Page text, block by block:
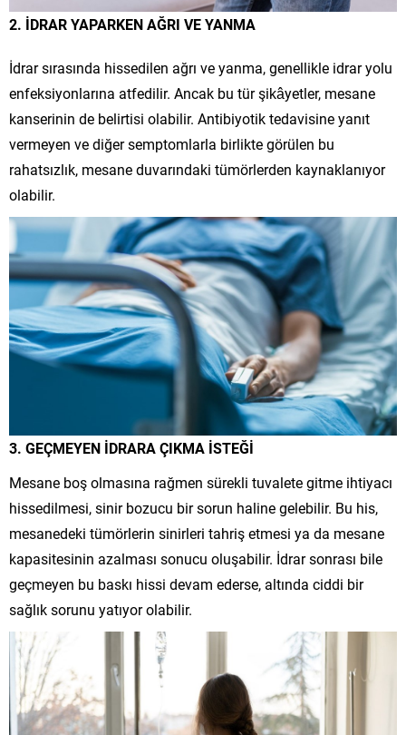
2. İDRAR YAPARKEN AĞRI VE YANMA
İdrar sırasında hissedilen ağrı ve yanma, genellikle idrar yolu
enfeksiyonlarına atfedilir. Ancak bu tür şikâyetler, mesane
kanserinin de belirtisi olabilir. Antibiyotik tedavisine yanıt
vermeyen ve diğer semptomlarla birlikte görülen bu
rahatsızlık, mesane duvarındaki tümörlerden kaynaklanıyor
olabilir.
3. GEÇMEYEN İDRARA ÇIKMA İSTEĞİ
Mesane boş olmasına rağmen sürekli tuvalete gitme ihtiyacı
hissedilmesi, sinir bozucu bir sorun haline gelebilir. Bu his,
mesanedeki tümörlerin sinirleri tahriş etmesi ya da mesane
kapasitesinin azalması sonucu oluşabilir. İdrar sonrası bile
geçmeyen bu baskı hissi devam ederse, altında ciddi bir
sağlık sorunu yatıyor olabilir.